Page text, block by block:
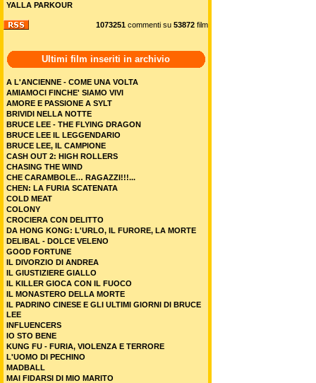
YALLA PARKOUR
1073251 commenti su 53872 film
Ultimi film inseriti in archivio
A L'ANCIENNE - COME UNA VOLTA
AMIAMOCI FINCHE' SIAMO VIVI
AMORE E PASSIONE A SYLT
BRIVIDI NELLA NOTTE
BRUCE LEE - THE FLYING DRAGON
BRUCE LEE IL LEGGENDARIO
BRUCE LEE, IL CAMPIONE
CASH OUT 2: HIGH ROLLERS
CHASING THE WIND
CHE CARAMBOLE… RAGAZZI!!!...
CHEN: LA FURIA SCATENATA
COLD MEAT
COLONY
CROCIERA CON DELITTO
DA HONG KONG: L'URLO, IL FURORE, LA MORTE
DELIBAL - DOLCE VELENO
GOOD FORTUNE
IL DIVORZIO DI ANDREA
IL GIUSTIZIERE GIALLO
IL KILLER GIOCA CON IL FUOCO
IL MONASTERO DELLA MORTE
IL PADRINO CINESE E GLI ULTIMI GIORNI DI BRUCE
LEE
INFLUENCERS
IO STO BENE
KUNG FU - FURIA, VIOLENZA E TERRORE
L'UOMO DI PECHINO
MADBALL
MAI FIDARSI DI MIO MARITO